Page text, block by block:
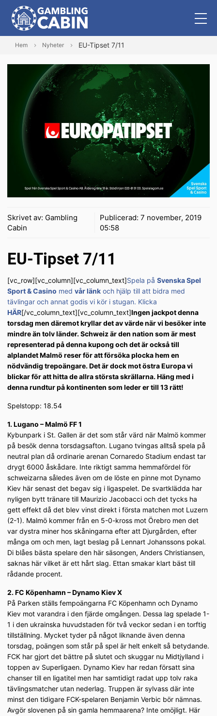
Hem Nyheter EU-Tipset 7/11
Skrivet av: Gambling
Cabin
Publicerad: 7 november, 2019
05:58
EU-Tipset 7/11
[vc_row][vc_column][vc_column_text]Spela på Svenska Spel
Sport & Casino med vår länk och hjälp till att bidra med
tävlingar och annat godis vi kör i stugan. Klicka
HÄR[/vc_column_text][vc_column_text]Ingen jackpot denna
torsdag men däremot kryllar det av värde när vi besöker inte
mindre än tolv länder. Schweiz är den nation som är mest
representerad på denna kupong och det är också till
alplandet Malmö reser för att försöka plocka hem en
nödvändig trepoängare. Det är dock mot östra Europa vi
blickar för att hitta de allra största skrällarna. Häng med i
denna rundtur på kontinenten som leder er till 13 rätt!
Spelstopp: 18.54
1. Lugano – Malmö FF 1
Kybunpark i St. Gallen är det som står värd när Malmö kommer
på besök denna torsdagsafton. Lugano tvingas alltså spela på
neutral plan då ordinarie arenan Cornaredo Stadium endast tar
drygt 6000 åskådare. Inte riktigt samma hemmafördel för
schweizarna således även om de löste en pinne mot Dynamo
Kiev här senast det begav sig i ligaspelet. De svartklädda har
nyligen bytt tränare till Maurizio Jacobacci och det tycks ha
gett effekt då det blev vinst direkt i första matchen mot Luzern
(2-1). Malmö kommer från en 5-0-kross mot Örebro men det
var dystra miner hos skåningarna efter att Djurgården, efter
många om och men, lagt beslag på Lennart Johanssons pokal.
Di blåes bästa spelare den här säsongen, Anders Christiansen,
saknas här vilket är ett hårt slag. Ettan smakar klart bäst till
rådande procent.
2. FC Köpenhamn – Dynamo Kiev X
På Parken ställs fempoängarna FC Köpenhamn och Dynamo
Kiev mot varandra i den fjärde omgången. Dessa lag spelade 1-
1 i den ukrainska huvudstaden för två veckor sedan i en torftig
tillställning. Mycket tyder på något liknande även denna
torsdag, poängen som står på spel är helt enkelt så betydande.
FCK har gjort det bättre på slutet och skuggar nu Midtjylland i
toppen av Superligaen. Dynamo Kiev har redan försatt sina
chanser till en ligatitel men har samtidigt radat upp tolv raka
tävlingsmatcher utan nederlag. Truppen är sylvass där inte
minst den tidigare FCK-spelaren Benjamin Verbic bör nämnas.
Avgör slovenen på sin gamla hemmaarena? Inte omöjligt. Här